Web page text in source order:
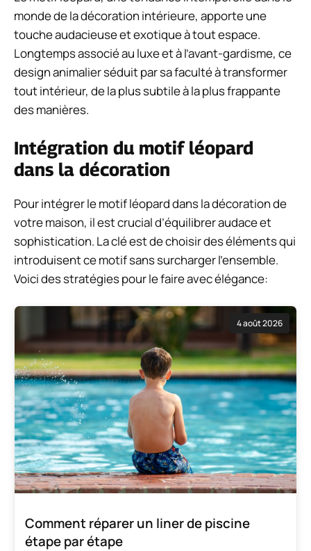
monde de la décoration intérieure, apporte une
touche audacieuse et exotique à tout espace.
Longtemps associé au luxe et à l’avant-gardisme, ce
design animalier séduit par sa faculté à transformer
tout intérieur, de la plus subtile à la plus frappante
des manières.
Intégration du motif léopard
dans la décoration
Pour intégrer le motif léopard dans la décoration de
votre maison, il est crucial d’équilibrer audace et
sophistication. La clé est de choisir des éléments qui
introduisent ce motif sans surcharger l’ensemble.
Voici des stratégies pour le faire avec élégance:
4 août 2026
Comment réparer un liner de piscine
étape par étape